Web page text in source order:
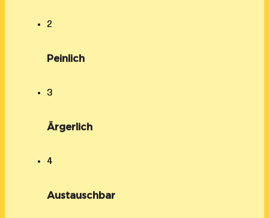
2
Peinlich
3
Ärgerlich
4
Austauschbar